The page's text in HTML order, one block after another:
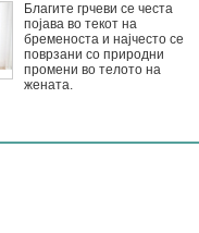
Благите грчеви се честа
појава во текот на
бременоста и најчесто се
поврзани со природни
промени во телото на
жената.